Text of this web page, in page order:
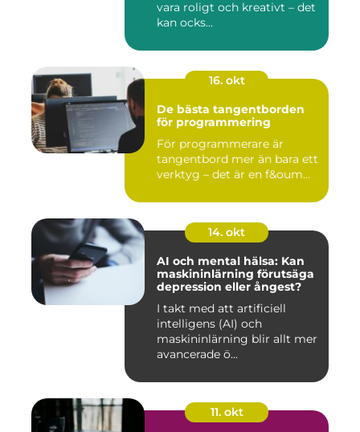
vara roligt och kreativt – det
kan ocks...
16. okt
De bästa tangentborden
för programmering
För programmerare är
tangentbord mer än bara ett
verktyg – det är en f&oum...
14. okt
AI och mental hälsa: Kan
maskininlärning förutsäga
depression eller ångest?
I takt med att artificiell
intelligens (AI) och
maskininlärning blir allt mer
avancerade ö...
11. okt